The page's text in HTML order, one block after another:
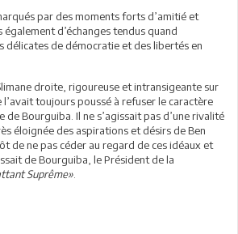
par des moments forts d’amitié et
également d’échanges tendus quand
délicates de démocratie et des libertés en
droite, rigoureuse et intransigeante sur
toujours poussé à refuser le caractère
Bourguiba. Il ne s’agissait pas d’une rivalité
éloignée des aspirations et désirs de Ben
de ne pas céder au regard de ces idéaux et
de Bourguiba, le Président de la
Suprême»